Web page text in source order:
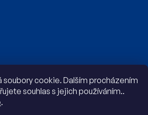
soubory cookie. Dalším procházením
souhlas s jejich používáním..
.